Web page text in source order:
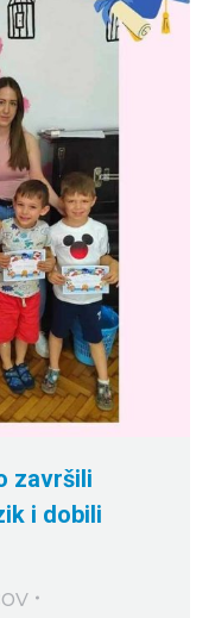
završili
i dobili